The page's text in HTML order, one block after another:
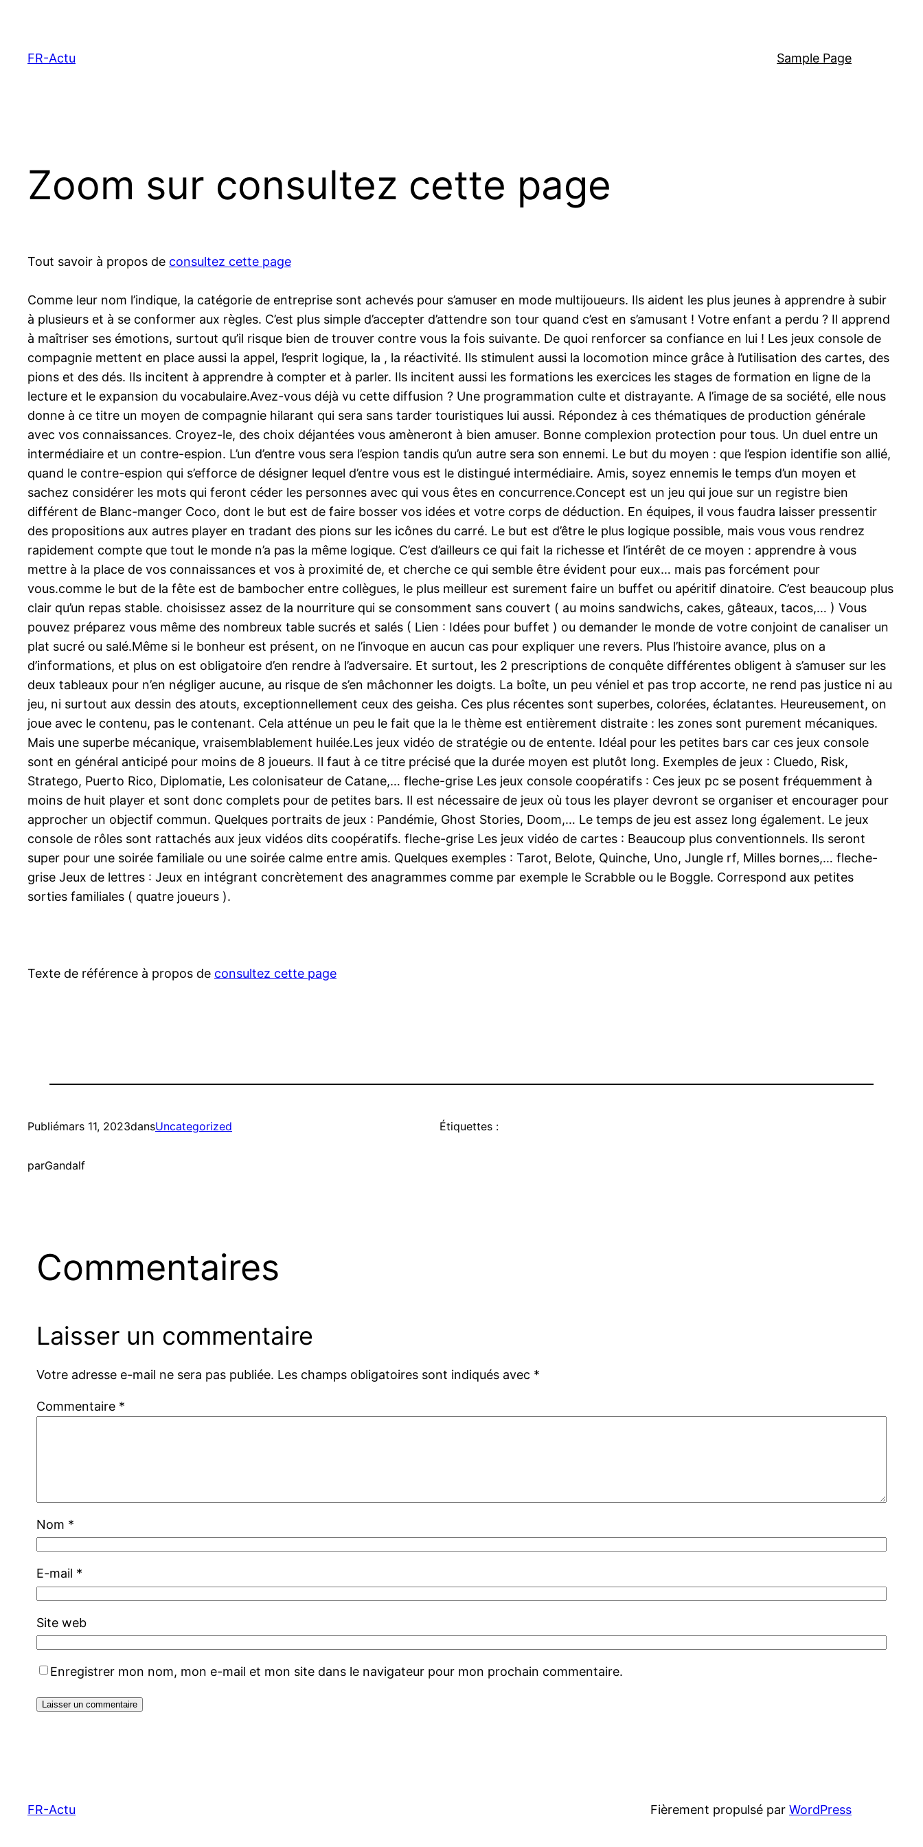
contenu
FR-Actu Sample Page
Zoom sur consultez cette page
Tout savoir à propos de consultez cette page
Comme leur nom l’indique, la catégorie de entreprise sont achevés pour s’amuser en mode multijoueurs. Ils aident les plus jeunes à apprendre à subir
à plusieurs et à se conformer aux règles. C’est plus simple d’accepter d’attendre son tour quand c’est en s’amusant ! Votre enfant a perdu ? Il apprend
à maîtriser ses émotions, surtout qu’il risque bien de trouver contre vous la fois suivante. De quoi renforcer sa confiance en lui ! Les jeux console de
compagnie mettent en place aussi la appel, l’esprit logique, la , la réactivité. Ils stimulent aussi la locomotion mince grâce à l’utilisation des cartes, des
pions et des dés. Ils incitent à apprendre à compter et à parler. Ils incitent aussi les formations les exercices les stages de formation en ligne de la
lecture et le expansion du vocabulaire.Avez-vous déjà vu cette diffusion ? Une programmation culte et distrayante. A l’image de sa société, elle nous
donne à ce titre un moyen de compagnie hilarant qui sera sans tarder touristiques lui aussi. Répondez à ces thématiques de production générale
avec vos connaissances. Croyez-le, des choix déjantées vous amèneront à bien amuser. Bonne complexion protection pour tous. Un duel entre un
intermédiaire et un contre-espion. L’un d’entre vous sera l’espion tandis qu’un autre sera son ennemi. Le but du moyen : que l’espion identifie son allié,
quand le contre-espion qui s’efforce de désigner lequel d’entre vous est le distingué intermédiaire. Amis, soyez ennemis le temps d’un moyen et
sachez considérer les mots qui feront céder les personnes avec qui vous êtes en concurrence.Concept est un jeu qui joue sur un registre bien
différent de Blanc-manger Coco, dont le but est de faire bosser vos idées et votre corps de déduction. En équipes, il vous faudra laisser pressentir
des propositions aux autres player en tradant des pions sur les icônes du carré. Le but est d’être le plus logique possible, mais vous vous rendrez
rapidement compte que tout le monde n’a pas la même logique. C’est d’ailleurs ce qui fait la richesse et l’intérêt de ce moyen : apprendre à vous
mettre à la place de vos connaissances et vos à proximité de, et cherche ce qui semble être évident pour eux… mais pas forcément pour
vous.comme le but de la fête est de bambocher entre collègues, le plus meilleur est surement faire un buffet ou apéritif dinatoire. C’est beaucoup plus
clair qu’un repas stable. choisissez assez de la nourriture qui se consomment sans couvert ( au moins sandwichs, cakes, gâteaux, tacos,… ) Vous
pouvez préparez vous même des nombreux table sucrés et salés ( Lien : Idées pour buffet ) ou demander le monde de votre conjoint de canaliser un
plat sucré ou salé.Même si le bonheur est présent, on ne l’invoque en aucun cas pour expliquer une revers. Plus l’histoire avance, plus on a
d’informations, et plus on est obligatoire d’en rendre à l’adversaire. Et surtout, les 2 prescriptions de conquête différentes obligent à s’amuser sur les
deux tableaux pour n’en négliger aucune, au risque de s’en mâchonner les doigts. La boîte, un peu véniel et pas trop accorte, ne rend pas justice ni au
jeu, ni surtout aux dessin des atouts, exceptionnellement ceux des geisha. Ces plus récentes sont superbes, colorées, éclatantes. Heureusement, on
joue avec le contenu, pas le contenant. Cela atténue un peu le fait que la le thème est entièrement distraite : les zones sont purement mécaniques.
Mais une superbe mécanique, vraisemblablement huilée.Les jeux vidéo de stratégie ou de entente. Idéal pour les petites bars car ces jeux console
sont en général anticipé pour moins de 8 joueurs. Il faut à ce titre précisé que la durée moyen est plutôt long. Exemples de jeux : Cluedo, Risk,
Stratego, Puerto Rico, Diplomatie, Les colonisateur de Catane,… fleche-grise Les jeux console coopératifs : Ces jeux pc se posent fréquemment à
moins de huit player et sont donc complets pour de petites bars. Il est nécessaire de jeux où tous les player devront se organiser et encourager pour
approcher un objectif commun. Quelques portraits de jeux : Pandémie, Ghost Stories, Doom,… Le temps de jeu est assez long également. Le jeux
console de rôles sont rattachés aux jeux vidéos dits coopératifs. fleche-grise Les jeux vidéo de cartes : Beaucoup plus conventionnels. Ils seront
super pour une soirée familiale ou une soirée calme entre amis. Quelques exemples : Tarot, Belote, Quinche, Uno, Jungle rf, Milles bornes,… fleche-
grise Jeux de lettres : Jeux en intégrant concrètement des anagrammes comme par exemple le Scrabble ou le Boggle. Correspond aux petites
sorties familiales ( quatre joueurs ).
Texte de référence à propos de consultez cette page
Publiémars 11, 2023dansUncategorized
parGandalf
Étiquettes :
Commentaires
Laisser un commentaire
Votre adresse e-mail ne sera pas publiée. Les champs obligatoires sont indiqués avec *
Commentaire *
Nom *
E-mail *
Site web
Enregistrer mon nom, mon e-mail et mon site dans le navigateur pour mon prochain commentaire.
FR-Actu Fièrement propulsé par WordPress